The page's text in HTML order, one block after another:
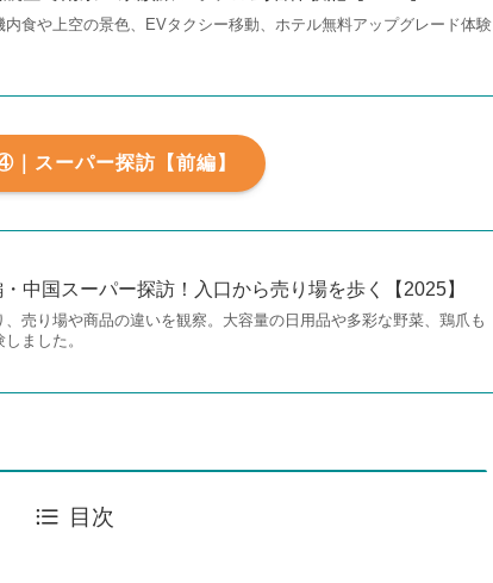
内食や上空の景色、EVタクシー移動、ホテル無料アップグレード体験
｜スーパー探訪【前編】
中国スーパー探訪！入口から売り場を歩く【2025】
売り場や商品の違いを観察。大容量の日用品や多彩な野菜、鶏爪も
ました。
目次